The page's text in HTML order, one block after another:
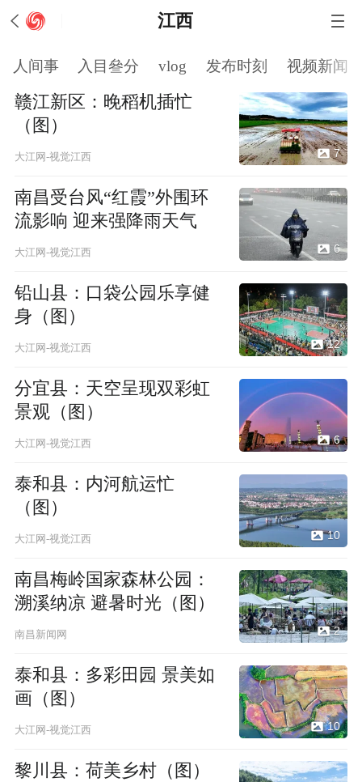
江西
人间事 入目叄分 vlog 发布时刻 视频新闻
赣江新区：晚稻机插忙
（图）
大江网-视觉江西 7
南昌受台风“红霞”外围环
流影响 迎来强降雨天气
大江网-视觉江西 6
铅山县：口袋公园乐享健
身（图）
大江网-视觉江西 12
分宜县：天空呈现双彩虹
景观（图）
大江网-视觉江西 6
泰和县：内河航运忙
（图）
大江网-视觉江西 10
南昌梅岭国家森林公园：
溯溪纳凉 避暑时光（图）
南昌新闻网 2
泰和县：多彩田园 景美如
画（图）
大江网-视觉江西 10
黎川县：荷美乡村（图）